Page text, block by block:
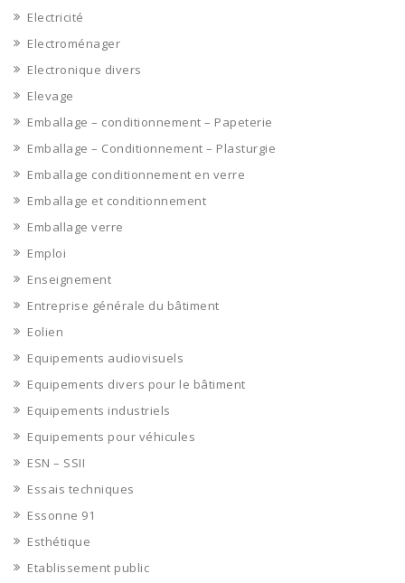
Electricité
Electroménager
Electronique divers
Elevage
Emballage – conditionnement – Papeterie
Emballage – Conditionnement – Plasturgie
Emballage conditionnement en verre
Emballage et conditionnement
Emballage verre
Emploi
Enseignement
Entreprise générale du bâtiment
Eolien
Equipements audiovisuels
Equipements divers pour le bâtiment
Equipements industriels
Equipements pour véhicules
ESN – SSII
Essais techniques
Essonne 91
Esthétique
Etablissement public